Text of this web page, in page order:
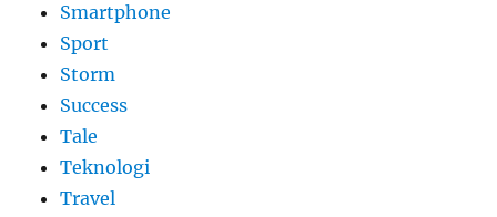
Smartphone
Sport
Storm
Success
Tale
Teknologi
Travel